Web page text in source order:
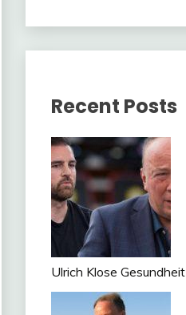
Recent Posts
Ulrich Klose Gesundheit